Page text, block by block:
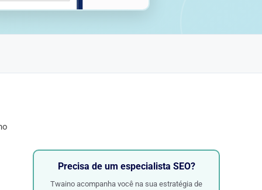
Precisa de um especialista SEO?
Twaino acompanha você na sua estratégia de